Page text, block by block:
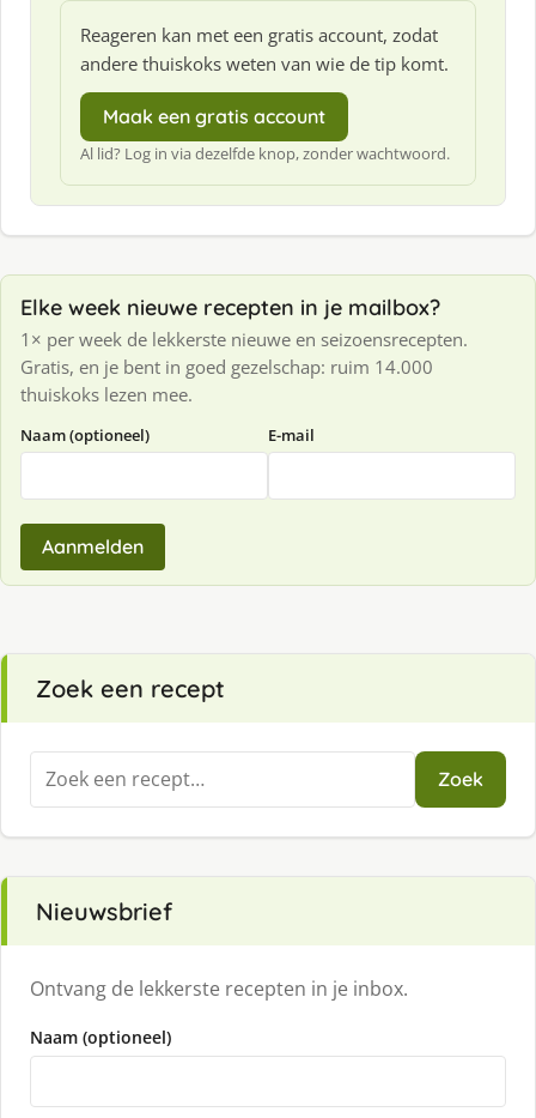
Reageren kan met een gratis account, zodat
andere thuiskoks weten van wie de tip komt.
Maak een gratis account
Al lid? Log in via dezelfde knop, zonder wachtwoord.
Elke week nieuwe recepten in je mailbox?
1× per week de lekkerste nieuwe en seizoensrecepten.
Gratis, en je bent in goed gezelschap: ruim 14.000
thuiskoks lezen mee.
Naam (optioneel) E-mail
Aanmelden
Zoek een recept
Zoeken
naar:
Zoek
Nieuwsbrief
Ontvang de lekkerste recepten in je inbox.
Naam (optioneel)